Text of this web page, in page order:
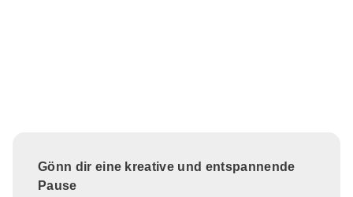
Gönn dir eine kreative und entspannende
Pause